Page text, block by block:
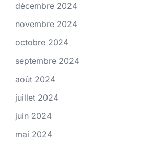
décembre 2024
novembre 2024
octobre 2024
septembre 2024
août 2024
juillet 2024
juin 2024
mai 2024